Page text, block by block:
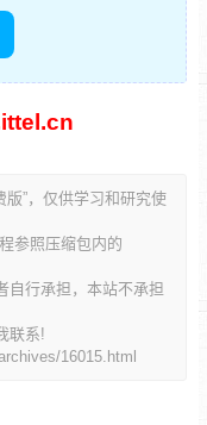
版”，仅供学习和研究使
参照压缩包内的
自行承担，本站不承担
联系!
16015.html